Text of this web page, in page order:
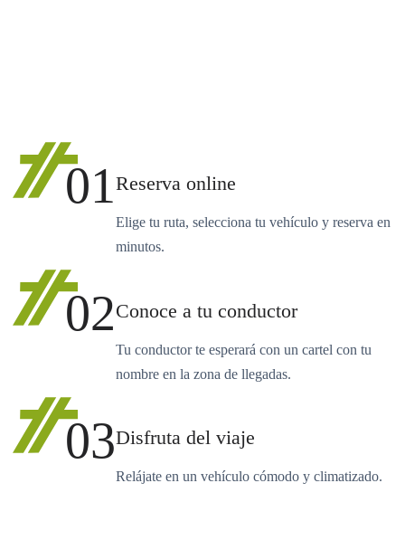
01Reserva online
Elige tu ruta, selecciona tu vehículo y reserva en
minutos.
02Conoce a tu conductor
Tu conductor te esperará con un cartel con tu
nombre en la zona de llegadas.
03Disfruta del viaje
Relájate en un vehículo cómodo y climatizado.